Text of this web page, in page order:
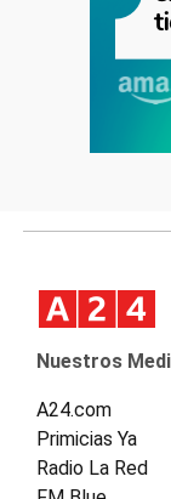
Nuestros
A24.com
Primicias Ya
Radio La Red